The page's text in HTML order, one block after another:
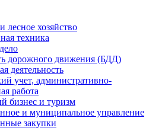
лесное хозяйство
техника
дорожного движения (БДД)
деятельность
учет, административно-
работа
бизнес и туризм
и муниципальное управление
закупки